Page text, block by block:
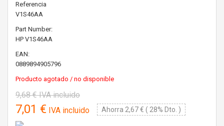
Referencia
V1S46AA
Part Number:
HP V1S46AA
EAN:
0889894905796
Producto agotado / no disponible
9,68 €IVA incluido
7,01 € IVA incluido Ahorra 2,67 € ( 28% Dto. )